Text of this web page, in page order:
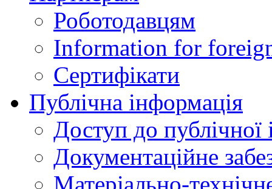
Роботодавцям
Information for
Сертифікати
Публічна інформація
Доступ до публічної
Документаційне
Матеріально-